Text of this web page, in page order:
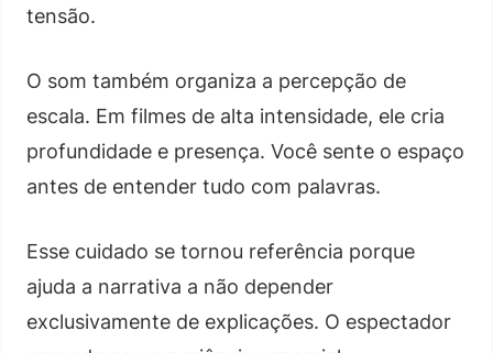
tensão.
O som também organiza a percepção de
escala. Em filmes de alta intensidade, ele cria
profundidade e presença. Você sente o espaço
antes de entender tudo com palavras.
Esse cuidado se tornou referência porque
ajuda a narrativa a não depender
exclusivamente de explicações. O espectador